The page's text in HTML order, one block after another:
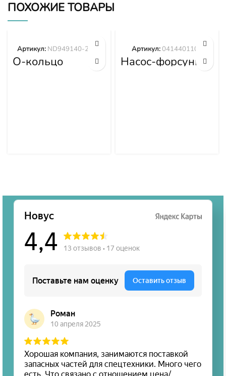
ПОХОЖИЕ ТОВАРЫ
О-кольцо
ND949140-2570
Артикул: ND949140-2570
Насос-форсунка
0414401105
Артикул:0414401105